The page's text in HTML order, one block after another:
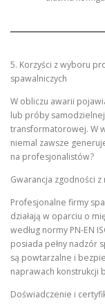
5. Korzyści z wyboru
spawalniczych
W obliczu awarii
lub próby
transformatorowej. W
niemal zawsze
na profesjonalistów?
Gwarancja zgodności z
Profesjonalne firmy
działają w oparciu o
według normy PN-EN
posiada pełny nadzór
są powtarzalne i
naprawach konstrukcji
Doświadczenie i